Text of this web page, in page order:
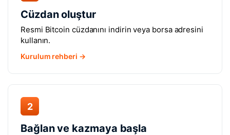
Cüzdan oluştur
Resmi Bitcoin cüzdanını indirin veya borsa adresini
kullanın.
Kurulum rehberi →
2
Bağlan ve kazmaya başla